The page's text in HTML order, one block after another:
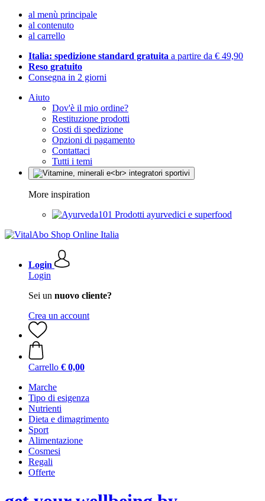
al menù principale
al contenuto
al carrello
Italia: spedizione standard gratuita a partire da € 49,90
Reso gratuito
Consegna in 2 giorni
Aiuto
Dov'è il mio ordine?
Restituzione prodotti
Costi di spedizione
Opzioni di pagamento
Contattaci
Tutti i temi
More inspiration
Prodotti ayurvedici e superfood
Login
Login
Sei un nuovo cliente?
Crea un account
Carrello € 0,00
Marche
Tipo di esigenza
Nutrienti
Dieta e dimagrimento
Sport
Alimentazione
Cosmesi
Regali
Offerte